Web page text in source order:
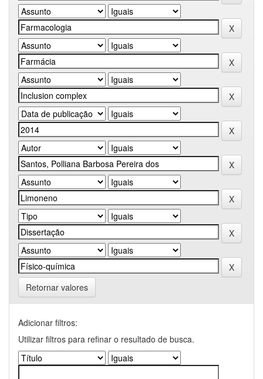
Retornar valores
Adicionar filtros:
Utilizar filtros para refinar o resultado de busca.